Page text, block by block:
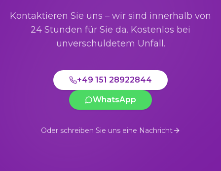
Kontaktieren Sie uns – wir sind innerhalb von
24 Stunden für Sie da. Kostenlos bei
unverschuldetem Unfall.
+49 151 28922844
WhatsApp
Oder schreiben Sie uns eine Nachricht